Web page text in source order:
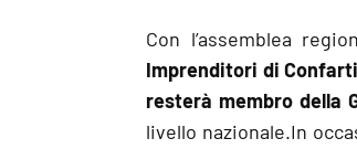
Con l’assemblea
Imprenditori di
resterà membro della
livello nazionale.In